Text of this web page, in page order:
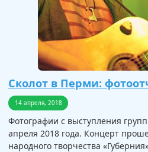
Сколот в Перми:
14 апреля, 2018
Фотографии с выступления
апреля 2018 года. Концерт
народного творчества